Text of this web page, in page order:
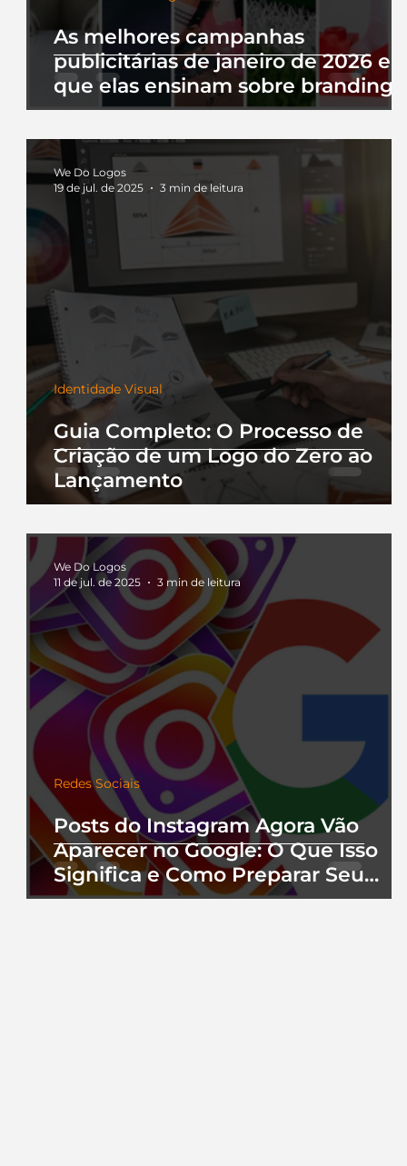
As melhores campanhas
publicitárias de janeiro de 2026 e
que elas ensinam sobre branding
Guia Completo: O Processo de
Criação de um Logo do Zero ao
Lançamento
Identidade Visual
We Do Logos
19 de jul. de 2025
3 min de leitura
Posts do Instagram Agora Vão
Aparecer no Google: O Que Isso
Significa e Como Preparar Seu
Perfil
Redes Sociais
We Do Logos
11 de jul. de 2025
3 min de leitura